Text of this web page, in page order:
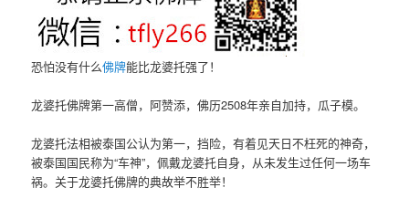
恐怕没有什么佛牌能比龙婆托强了！
龙婆托佛牌第一高僧，阿赞添，佛历2508年亲自加持，瓜子模。
龙婆托法相被泰国公认为第一，挡险，有着见天日不枉死的神奇，
被泰国国民称为“车神”，佩戴龙婆托自身，从未发生过任何一场车
祸。关于龙婆托佛牌的典故举不胜举！